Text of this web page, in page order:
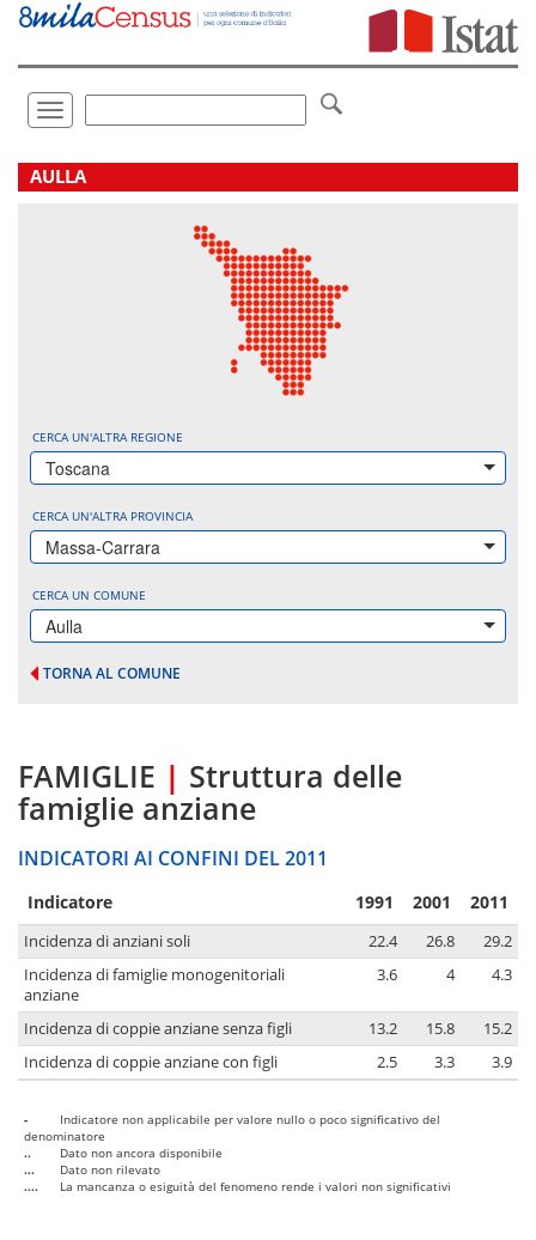
Vai
direttamente
Toggle
navigation
.
AULLA
CERCA UN'ALTRA REGIONE
Toscana
CERCA UN'ALTRA PROVINCIA
Massa-Carrara
CERCA UN COMUNE
Aulla
TORNA AL COMUNE
FAMIGLIE | Struttura delle
famiglie anziane
INDICATORI AI CONFINI DEL 2011
Indicatore 1991 2001 2011
Incidenza di anziani soli 22.4 26.8
29.2
Incidenza di famiglie monogenitoriali
anziane
3.6 4 4.3
Incidenza di coppie anziane senza figli 13.2 15.8
15.2
Incidenza di coppie anziane con figli
2.5 3.3 3.9
-
Indicatore non applicabile per valore nullo o poco significativo del
denominatore
..
Dato non ancora disponibile
...
Dato non rilevato
....
La mancanza o esiguità del fenomeno rende i valori non significativi